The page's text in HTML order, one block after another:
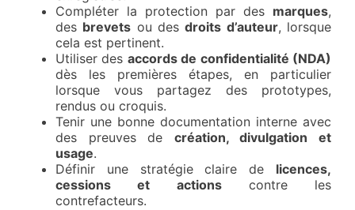
Compléter la protection par des marques,
des brevets ou desdroits d’auteur, lorsque
cela est pertinent.
Utiliser des accords de confidentialité (NDA)
dès les premières étapes, en particulier
lorsque vous partagez des prototypes,
rendus ou croquis.
Tenir une bonne documentation interne avec
des preuves de création, divulgation et
usage.
Définir une stratégie claire de licences,
cessions et actionscontre les
contrefacteurs.